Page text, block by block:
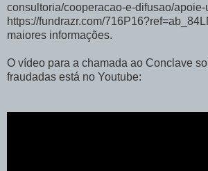
consultoria/cooperacao-e-difusao/apoie-
https://fundrazr.com/
maiores informações.
O vídeo para a chamada ao Conclave
fraudadas está no Youtube: